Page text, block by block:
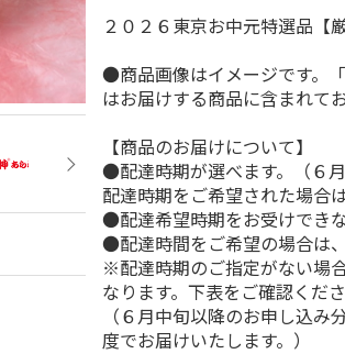
２０２６東京お中元特選品
●商品画像はイメージです。
はお届けする商品に含まれて
【商品のお届けについて】
●配達時期が選べます。（６月
配達時期をご希望された場合
●配達希望時期をお受けでき
●配達時間をご希望の場合は
※配達時期のご指定がない場
なります。下表をご確認くださ
（６月中旬以降のお申し込
度でお届けいたします。）